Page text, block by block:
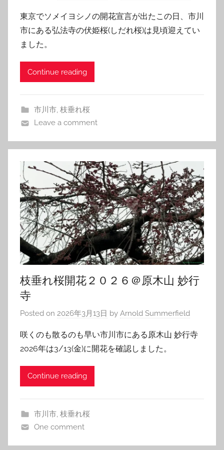
東京でソメイヨシノの開花宣言が出たこの日、市川
市にある弘法寺の伏姫桜(しだれ桜)は見頃迎えてい
ました。
Continue reading
市川市, 枝垂れ桜
Leave a comment
枝垂れ桜開花２０２６＠原木山 妙行
寺
Posted on 2026年3月13日 by Arnold Summerfield
咲くのも散るのも早い市川市にある原木山 妙行寺
2026年は3/13(金)に開花を確認しました。
Continue reading
市川市, 枝垂れ桜
One comment